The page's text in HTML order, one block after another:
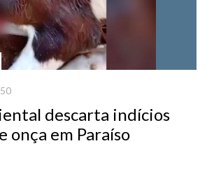
descarta indícios
onça em Paraíso